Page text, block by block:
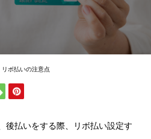
リボ払いの注意点
後払いをする際、リボ払い設定す